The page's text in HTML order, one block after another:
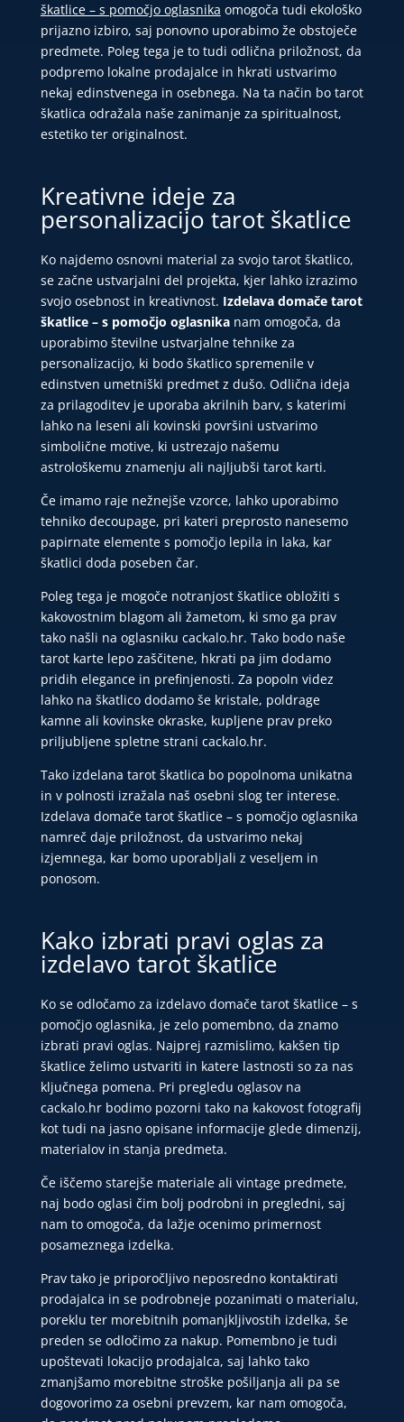
škatlice – s pomočjo oglasnika omogoča tudi ekološko
prijazno izbiro, saj ponovno uporabimo že obstoječe
predmete. Poleg tega je to tudi odlična priložnost, da
podpremo lokalne prodajalce in hkrati ustvarimo
nekaj edinstvenega in osebnega. Na ta način bo tarot
škatlica odražala naše zanimanje za spiritualnost,
estetiko ter originalnost.
Kreativne ideje za
personalizacijo tarot škatlice
Ko najdemo osnovni material za svojo tarot škatlico,
se začne ustvarjalni del projekta, kjer lahko izrazimo
svojo osebnost in kreativnost. Izdelava domače tarot
škatlice – s pomočjo oglasnikanam omogoča, da
uporabimo številne ustvarjalne tehnike za
personalizacijo, ki bodo škatlico spremenile v
edinstven umetniški predmet z dušo. Odlična ideja
za prilagoditev je uporaba akrilnih barv, s katerimi
lahko na leseni ali kovinski površini ustvarimo
simbolične motive, ki ustrezajo našemu
astrološkemu znamenju ali najljubši tarot karti.
Če imamo raje nežnejše vzorce, lahko uporabimo
tehniko decoupage, pri kateri preprosto nanesemo
papirnate elemente s pomočjo lepila in laka, kar
škatlici doda poseben čar.
Poleg tega je mogoče notranjost škatlice obložiti s
kakovostnim blagom ali žametom, ki smo ga prav
tako našli na oglasniku cackalo.hr. Tako bodo naše
tarot karte lepo zaščitene, hkrati pa jim dodamo
pridih elegance in prefinjenosti. Za popoln videz
lahko na škatlico dodamo še kristale, poldrage
kamne ali kovinske okraske, kupljene prav preko
priljubljene spletne strani cackalo.hr.
Tako izdelana tarot škatlica bo popolnoma unikatna
in v polnosti izražala naš osebni slog ter interese.
Izdelava domače tarot škatlice – s pomočjo oglasnika
namreč daje priložnost, da ustvarimo nekaj
izjemnega, kar bomo uporabljali z veseljem in
ponosom.
Kako izbrati pravi oglas za
izdelavo tarot škatlice
Ko se odločamo za izdelavo domače tarot škatlice – s
pomočjo oglasnika, je zelo pomembno, da znamo
izbrati pravi oglas. Najprej razmislimo, kakšen tip
škatlice želimo ustvariti in katere lastnosti so za nas
ključnega pomena. Pri pregledu oglasov na
cackalo.hr bodimo pozorni tako na kakovost fotografij
kot tudi na jasno opisane informacije glede dimenzij,
materialov in stanja predmeta.
Če iščemo starejše materiale ali vintage predmete,
naj bodo oglasi čim bolj podrobni in pregledni, saj
nam to omogoča, da lažje ocenimo primernost
posameznega izdelka.
Prav tako je priporočljivo neposredno kontaktirati
prodajalca in se podrobneje pozanimati o materialu,
poreklu ter morebitnih pomanjkljivostih izdelka, še
preden se odločimo za nakup. Pomembno je tudi
upoštevati lokacijo prodajalca, saj lahko tako
zmanjšamo morebitne stroške pošiljanja ali pa se
dogovorimo za osebni prevzem, kar nam omogoča,